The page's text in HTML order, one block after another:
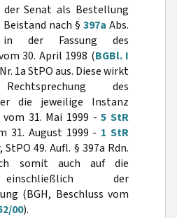
Senat als Bestellung
nach § 397a Abs.
der Fassung des
30. April 1998 (BGBl. I
1a StPO aus. Diese wirkt
des
die jeweilige Instanz
vom 31. Mai 1999 -5 StR
31. August 1999 - 1 StR
49. Aufl. § 397a Rdn.
somit auch auf die
einschließlich der
(BGH, Beschluss vom
00).